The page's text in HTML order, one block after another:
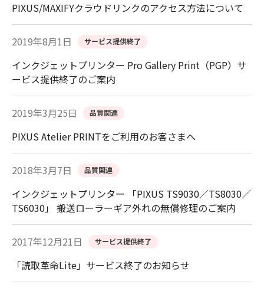
PIXUS/MAXIFYクラウドリンクのアクセス方法について
2019年8月1日 サービス提供終了
インクジェットプリンター Pro Gallery Print（PGP）サ
ービス提供終了のご案内
2019年3月25日 品質関連
PIXUS Atelier PRINTをご利用のお客さまへ
2018年3月7日 品質関連
インクジェットプリンター 「PIXUS TS9030／TS8030／
TS6030」 搬送ローラーギア外れの無償修理のご案内
2017年12月21日 サービス提供終了
「読取革命Lite」サービス終了のお知らせ